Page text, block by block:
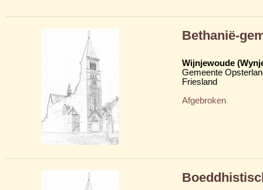
Bethanië-
Wijnjewoude
Gemeente
Friesland
Afgebroken